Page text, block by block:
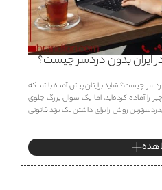
ایران بدون دردسر چیست؟
چیست؟ شاید برایتان پیش آمده باشد که
را آماده کرده‌اید، اما یک سوال بزرگ جلوی
روش را برای داشتن یک برند قانونی